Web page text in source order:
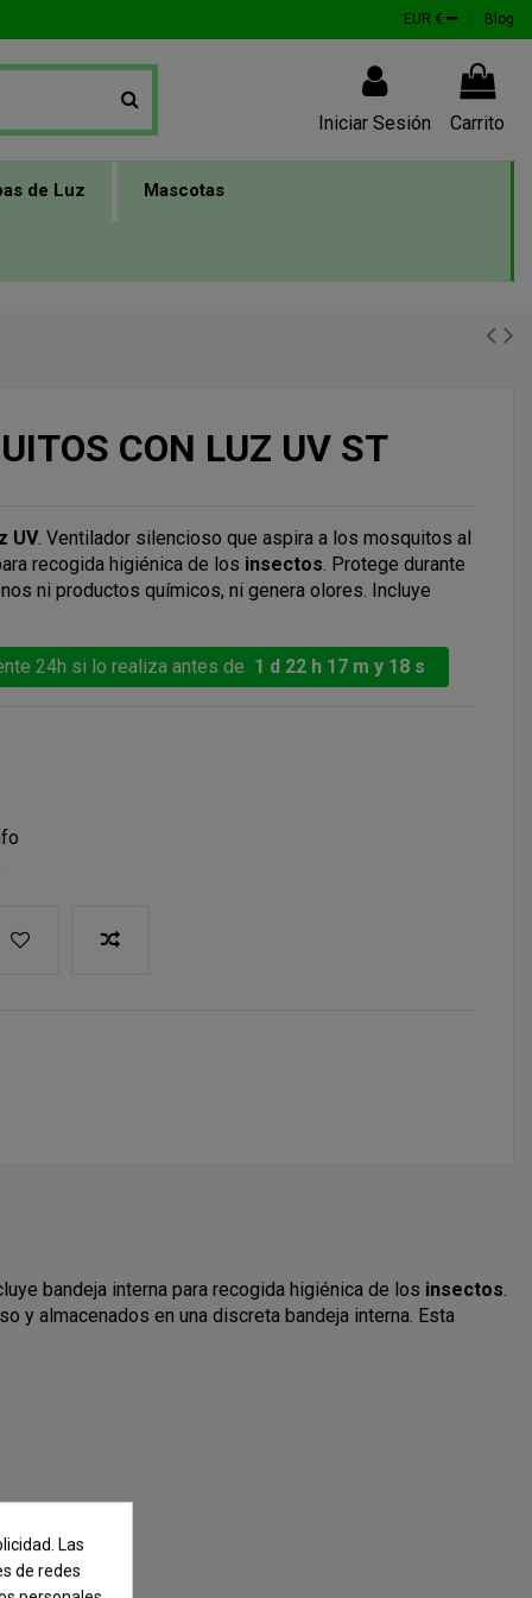
EUR € Blog
Iniciar Sesión Carrito
de Luz Mascotas
CON LUZ UV ST
UV. Ventilador silencioso que aspira a los mosquitos al
recogida higiénica de los insectos . Protege durante
ni productos químicos, ni genera olores. Incluye
24h si lo realiza antes de 1 d 22 h 17 m y 18 s
bandeja interna para recogida higiénica de los insectos.
y almacenados en una discreta bandeja interna. Esta
Las
de redes